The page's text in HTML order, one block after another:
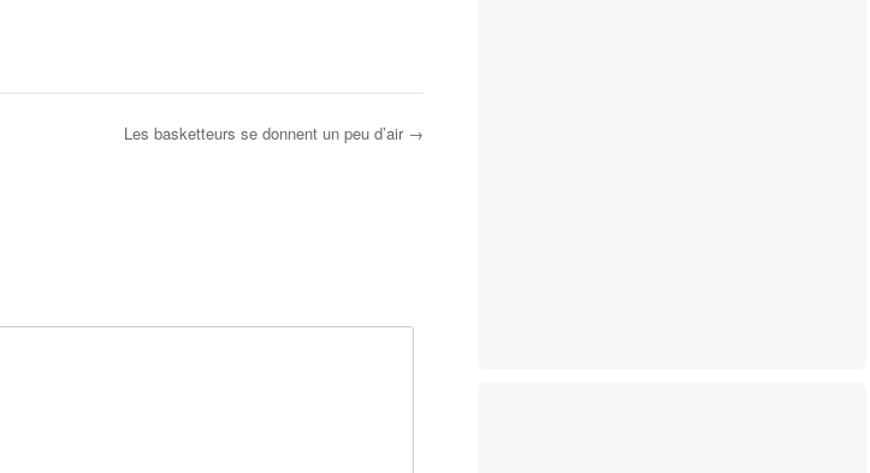
Les basketteurs se donnent un peu d’air →